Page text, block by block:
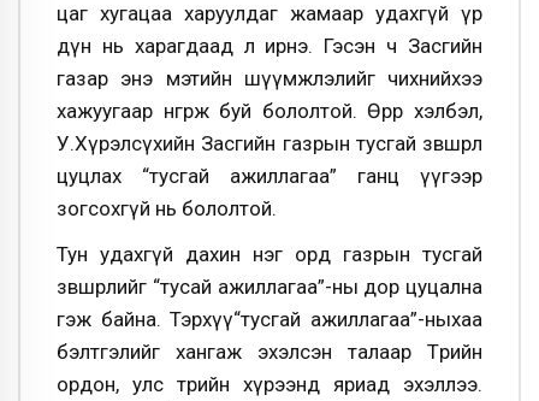
цаг хугацаа харуулдаг жамаар удахгүй үр
дүн нь харагдаад л ирнэ. Гэсэн ч Засгийн
газар энэ мэтийн шүүмжлэлийг чихнийхээ
хажуугаар өнгөрөөж буй бололтой. Өөрөөр хэлбэл,
У.Хүрэлсүхийн Засгийн газрын тусгай зөвшөөрөл
цуцлах “тусгай ажиллагаа” ганц үүгээр
зогсохгүй нь бололтой.
Тун удахгүй дахин нэг орд газрын тусгай
зөвшөөрлийг “тусай ажиллагаа”-ны дор цуцална
гэж байна. Тэрхүү“тусгай ажиллагаа”-ныхаа
бэлтгэлийг хангаж эхэлсэн талаар Төрийн
ордон, улс төрийн хүрээнд яриад эхэллээ.